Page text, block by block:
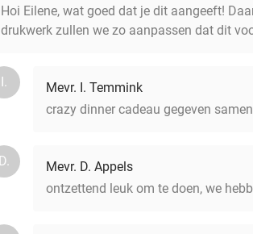
Hoi Eilene, wat goed dat je dit aangeeft!
drukwerk zullen we zo aanpassen dat dit
I.
Mevr. I. Temmink
crazy dinner cadeau gegeven
D.
Mevr. D. Appels
ontzettend leuk om te doen, we